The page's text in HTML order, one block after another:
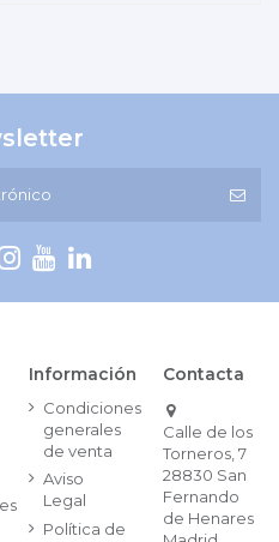
Información
Condiciones
generales
de venta
Aviso
Legal
Política de
Contacta
Calle de los
Torneros, 7
28830 San
Fernando
de Henares